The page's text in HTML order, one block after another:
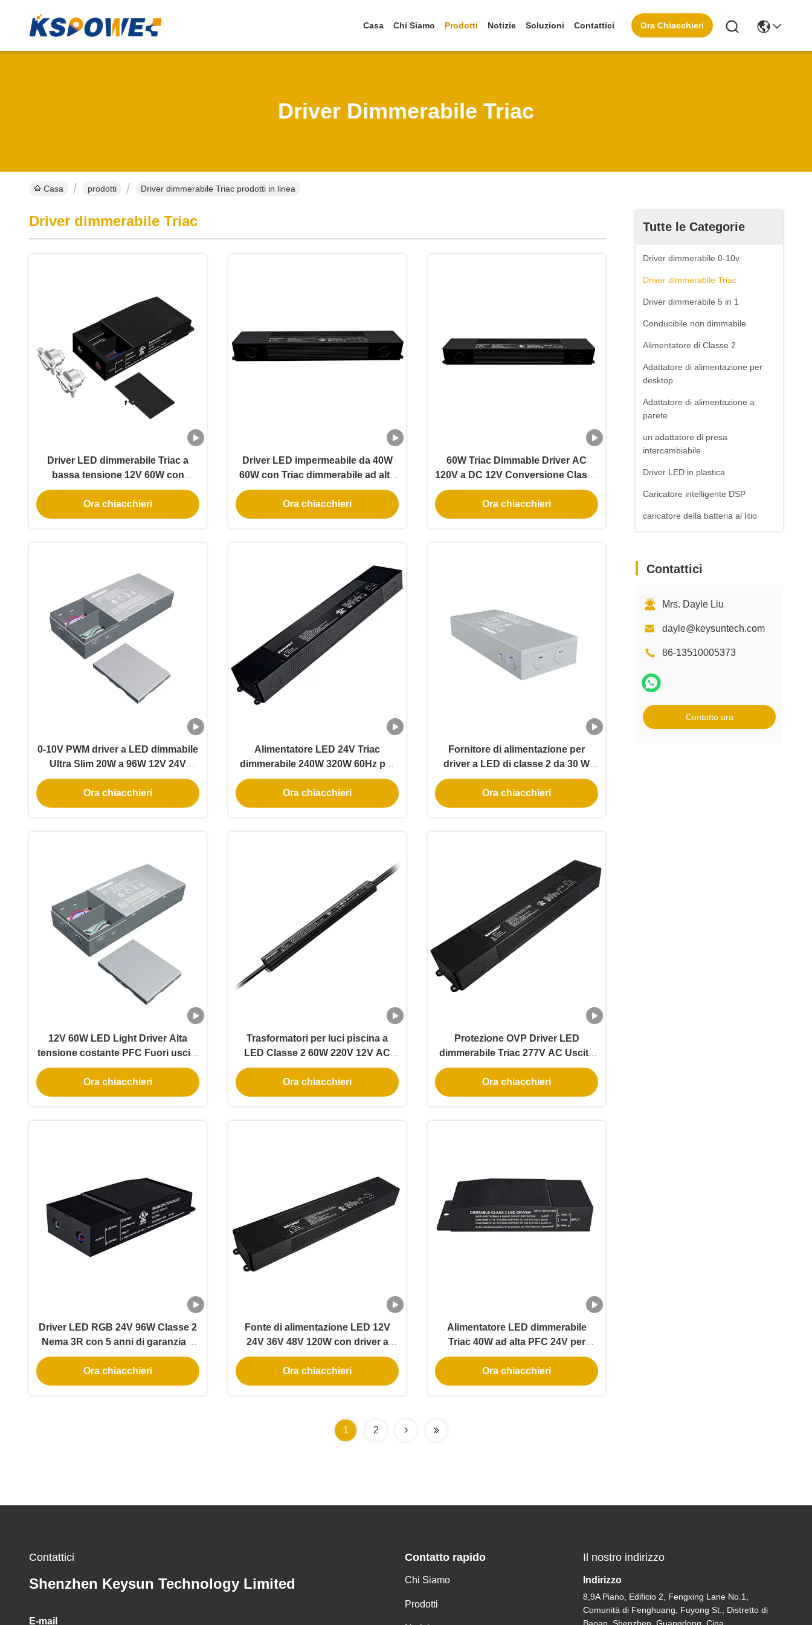
Casa Chi Siamo Prodotti Notizie Soluzioni Contattici Ora Chiacchieri
Driver Dimmerabile Triac
Casa prodotti Driver dimmerabile Triac prodotti in linea
Tutte le Categorie
Driver dimmerabile 0-10v
Driver dimmerabile Triac
Driver dimmerabile 5 in 1
Conducibile non dimmabile
Alimentatore di Classe 2
Adattatore di alimentazione per
desktop
Adattatore di alimentazione a
parete
un adattatore di presa
intercambiabile
Driver LED in plastica
Caricatore intelligente DSP
caricatore della batteria al litio
Contattici
Mrs. Dayle Liu
dayle@keysuntech.com
86-13510005373
Contatto ora
Driver dimmerabile Triac
Driver LED dimmerabile Triac a
bassa tensione 12V 60W con
involucro in alluminio, Nema 3R
IP65 e 91% di efficienza
Ora chiacchieri
Driver LED impermeabile da 40W
60W con Triac dimmerabile ad alta
PFC, alimentazione AC 277V
Ora chiacchieri
60W Triac Dimmable Driver AC
120V a DC 12V Conversione Classe
2 Sicurezza Triac Dimmer Driver
Ora chiacchieri
0-10V PWM driver a LED dimmabile
Ultra Slim 20W a 96W 12V 24V
alimentazione a LED a corrente
continua
Ora chiacchieri
Alimentatore LED 24V Triac
dimmerabile 240W 320W 60Hz per
lineari
Ora chiacchieri
Fornitore di alimentazione per
driver a LED di classe 2 da 30 W
per la luce di inondazione a LED
della scatola di giunzione UL
certificata
Ora chiacchieri
12V 60W LED Light Driver Alta
tensione costante PFC Fuori uscita
singola di alimentazione
Ora chiacchieri
Trasformatori per luci piscina a
LED Classe 2 60W 220V 12V AC
24V 12V IP67 UL Dimmerazione
Triac a taglio di fase
Ora chiacchieri
Protezione OVP Driver LED
dimmerabile Triac 277V AC Uscita
PWM Phase Cut 200W 300W 48V
Ora chiacchieri
Driver LED RGB 24V 96W Classe 2
Nema 3R con 5 anni di garanzia e
dimmerabile con Triac
Ora chiacchieri
Fonte di alimentazione LED 12V
24V 36V 48V 120W con driver a
tensione costante
Ora chiacchieri
Alimentatore LED dimmerabile
Triac 40W ad alta PFC 24V per
retroilluminazione
Ora chiacchieri
1 2
Contattici
Shenzhen Keysun Technology Limited
E-mail
Contatto rapido
Chi Siamo
Prodotti
Il nostro indirizzo
Indirizzo
8,9A Piano, Edificio 2, Fengxing Lane No.1,
Comunità di Fenghuang, Fuyong St., Distretto di